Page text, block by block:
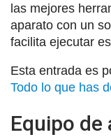
las mejores
aparato con un
facilita ejecutar
Esta entrada es
Todo lo que has
Equipo